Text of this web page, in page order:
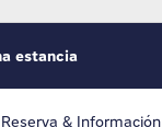
estancia
& Información